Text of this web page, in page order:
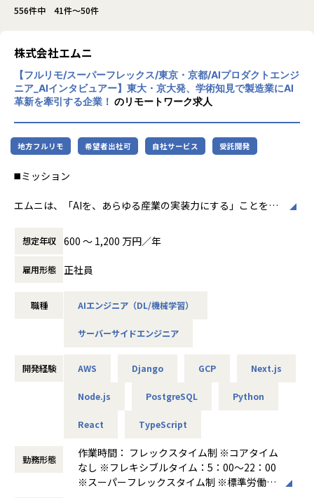
556件中 41件～50件
株式会社エムニ
【フルリモ/スーパーフレックス/東京・京都/AIプロダクトエンジ
ニア_AIインタビュアー】東大・京大発、学術知見で製造業にAI
革新を牽引する企業！ のリモートワーク求人
地方フルリモ 希望者出社可 自社サービス 受託開発
◼️ミッション
エムニは、「AIを、あらゆる産業の実装力にする」ことを目
企業活動において、顧客理解、ユーザーインタビュー、採用
面談、業務ヒアリング、社内ナレッジ収集など、「人から情
報を引き出す」プロセスは非常に重要です。
一方で、インタビューの設計、実施、記録、要約、分析、示
やすい領域でもあります。
ージェント等を活用し、「人に聞く」「深掘る」「整理す
クトです。
タビュアーの中核となるAI機能の設計・開発・評価・改善を
単なるチャットボットや議事録ツールではなく、目的に応じ
つながる示唆を生み出すAIプロダクトをつくることがミッシ
想定年収 600 〜 1,200 万円／年
雇用形態 正社員
職種 AIエンジニア（DL/機械学習）
サーバーサイドエンジニア
開発経験 AWS Django GCP Next.js
Node.js PostgreSQL Python
React TypeScript
勤務形態
作業時間： フレックスタイム制 ※コアタイム
なし ※フレキシブルタイム：5：00～22：00
※スーパーフレックスタイム制 ※標準労働時